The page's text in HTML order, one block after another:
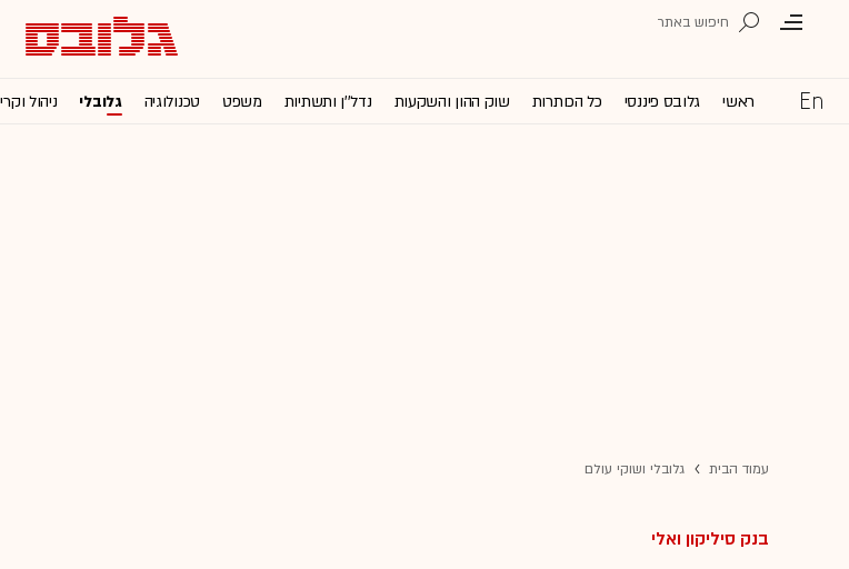
ראשי גלובס פיננסי כל הכותרות שוק ההון והשקעות נדל''ן ותשתיות משפט טכנולוגיה גלובלי ניהול
עמוד הבית גלובלי ושוקי עולם
בנק סיליקון ואלי